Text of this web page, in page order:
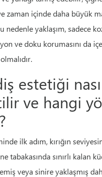
zaman içinde daha büyük
nedenle yaklaşım, sadece
ve doku korumasını da
estetiği
ve hangi
ilk adım, kırığın
tabakasında sınırlı kalan
veya sinire yaklaşmış